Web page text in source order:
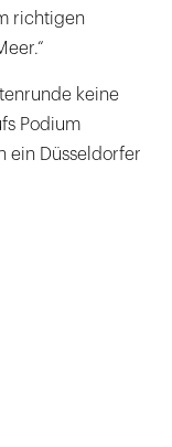
richtigen
keine
Podium
ein Düsseldorfer